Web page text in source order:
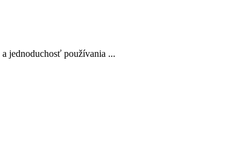
jednoduchosť používania ...